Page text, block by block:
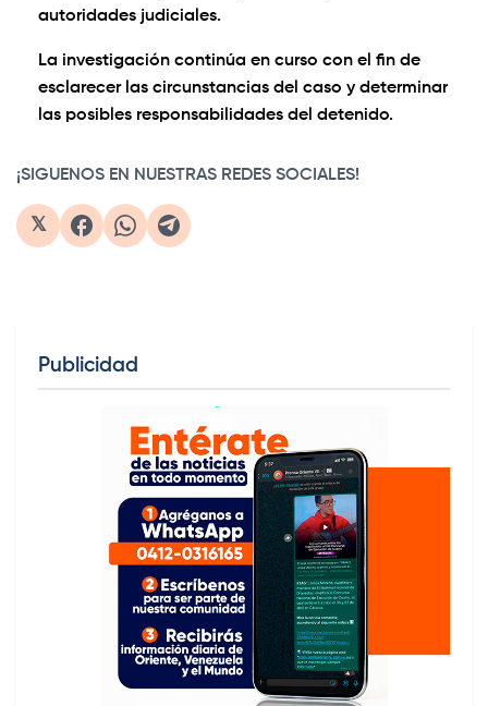
autoridades judiciales.
La investigación continúa en curso con el fin de
esclarecer las circunstancias del caso y determinar
las posibles responsabilidades del detenido.
¡SIGUENOS EN NUESTRAS REDES SOCIALES!
𝕏
Publicidad